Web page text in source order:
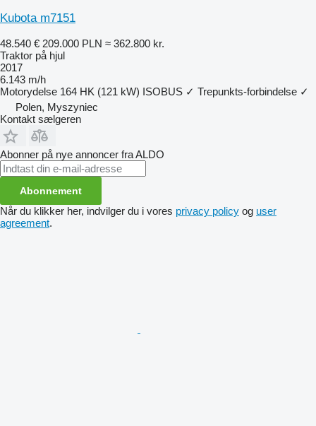
Kubota m7151
48.540 € 209.000 PLN ≈ 362.800 kr.
Traktor på hjul
2017
6.143 m/h
Motorydelse 164 HK (121 kW) ISOBUS ✓ Trepunkts-forbindelse ✓
Polen, Myszyniec
Kontakt sælgeren
Abonner på nye annoncer fra ALDO
Abonnement
Når du klikker her, indvilger du i vores privacy policy og user
agreement.